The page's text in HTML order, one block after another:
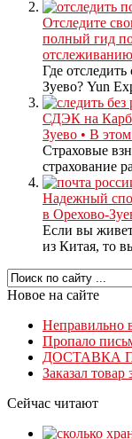
Отследите
полный гид
отслеживанию
Где
Зуево? Yun
СДЭК на
Зуево • В
Страховые
страхование
Надежный
в Орехово-
Если вы
из Китая, то
Новое на сайте
Неправильно
Пропало
ДОСТАВКА
Заказал
Сейчас читают